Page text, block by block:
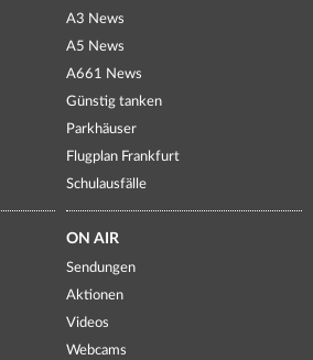
A3 News
A5 News
A661 News
Günstig tanken
Parkhäuser
Flugplan Frankfurt
Schulausfälle
ON AIR
Sendungen
Aktionen
Videos
Webcams